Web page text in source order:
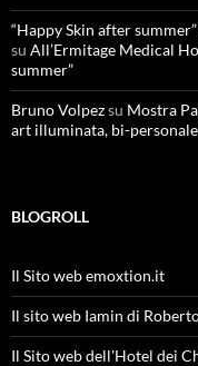
“Happy Skin after
su All’Ermitage Medical
summer”
Bruno Volpezsu Mostra
art illuminata, bi-
BLOGROLL
Il Sito web emoxtion.it
Il sito web Iamin di
Il Sito web dell'Hotel dei